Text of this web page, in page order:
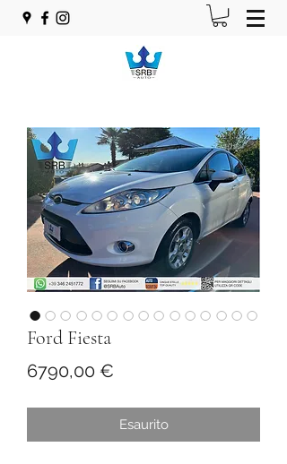
Ford Fiesta
6790,00 €
Esaurito